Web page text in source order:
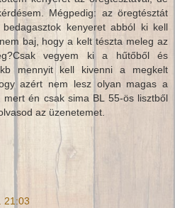
Mégpedig: az öregtésztát
kenyeret abból ki kell
baj, hogy a kelt tészta meleg az
vegyem ki a hűtőből és
mennyit kell kivenni a megkelt
azért nem lesz olyan magas a
mert én csak sima BL 55-ös lisztből
az üzenetemet.
21:03